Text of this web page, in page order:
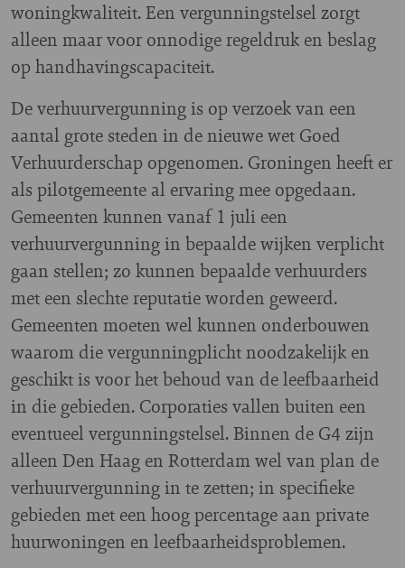
woningkwaliteit. Een vergunningstelsel zorgt
alleen maar voor onnodige regeldruk en beslag
op handhavingscapaciteit.
De verhuurvergunning is op verzoek van een
aantal grote steden in de nieuwe wet Goed
Verhuurderschap opgenomen. Groningen heeft er
als pilotgemeente al ervaring mee opgedaan.
Gemeenten kunnen vanaf 1 juli een
verhuurvergunning in bepaalde wijken verplicht
gaan stellen; zo kunnen bepaalde verhuurders
met een slechte reputatie worden geweerd.
Gemeenten moeten wel kunnen onderbouwen
waarom die vergunningplicht noodzakelijk en
geschikt is voor het behoud van de leefbaarheid
in die gebieden. Corporaties vallen buiten een
eventueel vergunningstelsel. Binnen de G4 zijn
alleen Den Haag en Rotterdam wel van plan de
verhuurvergunning in te zetten; in specifieke
gebieden met een hoog percentage aan private
huurwoningen en leefbaarheidsproblemen.